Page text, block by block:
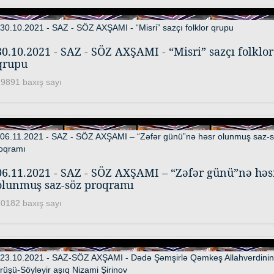
- SAZ - SÖZ AXŞAMI - “Misri” sazçı folklor
baxış sayı
- SAZ - SÖZ AXŞAMI – “Zəfər günü”nə
saz-söz proqramı
baxış sayı